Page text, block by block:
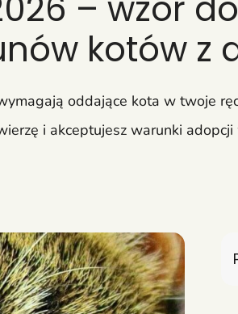
kotów z
oddające kota w twoje
i akceptujesz warunki